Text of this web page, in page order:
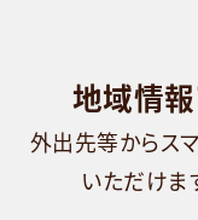
地域情
外出先等からス
いただけま